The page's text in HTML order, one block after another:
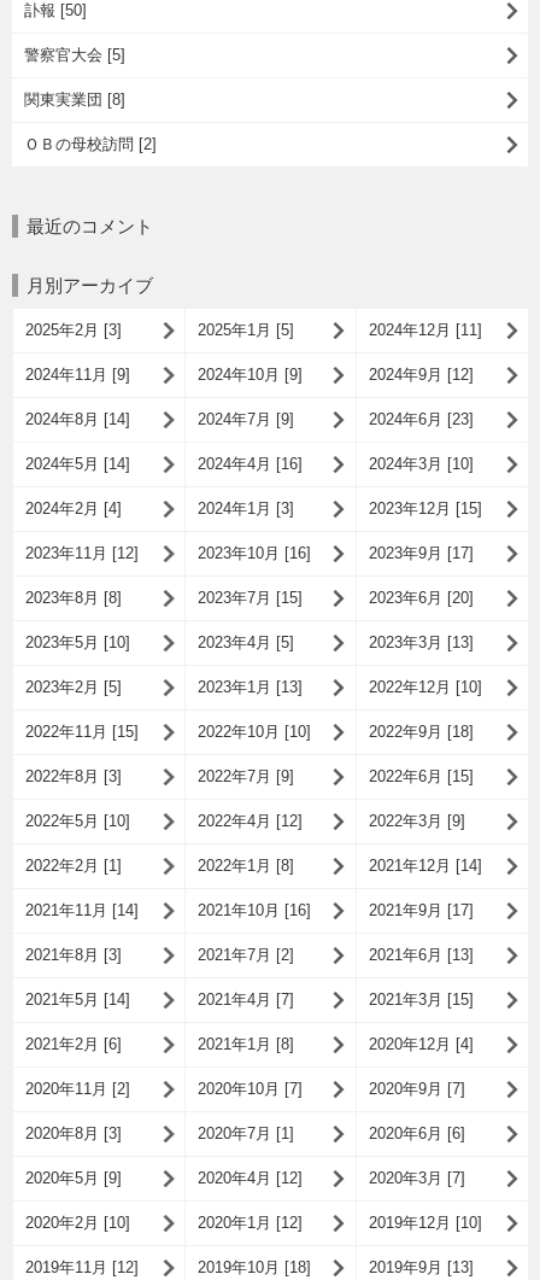
訃報 [50]
警察官大会 [5]
関東実業団 [8]
ＯＢの母校訪問 [2]
最近のコメント
月別アーカイブ
2025年2月 [3] 2025年1月 [5] 2024年12月 [11]
2024年11月 [9] 2024年10月 [9] 2024年9月 [12]
2024年8月 [14] 2024年7月 [9] 2024年6月 [23]
2024年5月 [14] 2024年4月 [16] 2024年3月 [10]
2024年2月 [4] 2024年1月 [3] 2023年12月 [15]
2023年11月 [12] 2023年10月 [16] 2023年9月 [17]
2023年8月 [8] 2023年7月 [15] 2023年6月 [20]
2023年5月 [10] 2023年4月 [5] 2023年3月 [13]
2023年2月 [5] 2023年1月 [13] 2022年12月 [10]
2022年11月 [15] 2022年10月 [10] 2022年9月 [18]
2022年8月 [3] 2022年7月 [9] 2022年6月 [15]
2022年5月 [10] 2022年4月 [12] 2022年3月 [9]
2022年2月 [1] 2022年1月 [8] 2021年12月 [14]
2021年11月 [14] 2021年10月 [16] 2021年9月 [17]
2021年8月 [3] 2021年7月 [2] 2021年6月 [13]
2021年5月 [14] 2021年4月 [7] 2021年3月 [15]
2021年2月 [6] 2021年1月 [8] 2020年12月 [4]
2020年11月 [2] 2020年10月 [7] 2020年9月 [7]
2020年8月 [3] 2020年7月 [1] 2020年6月 [6]
2020年5月 [9] 2020年4月 [12] 2020年3月 [7]
2020年2月 [10] 2020年1月 [12] 2019年12月 [10]
2019年11月 [12] 2019年10月 [18] 2019年9月 [13]